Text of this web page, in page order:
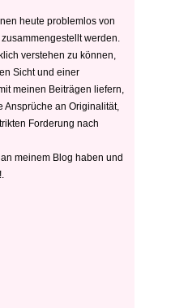
heute problemlos von
werden.
verstehen zu können,
Sicht und einer
meinen Beiträgen liefern,
an Originalität,
Forderung nach
meinem Blog haben und